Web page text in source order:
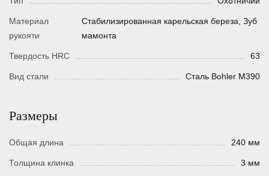
Материал
рукояти
Стабилизированная карельская береза, Зуб
мамонта
Твердость HRC 63
Вид стали Сталь Bohler M390
Размеры
Общая длина 240 мм
Толщина клинка 3 мм